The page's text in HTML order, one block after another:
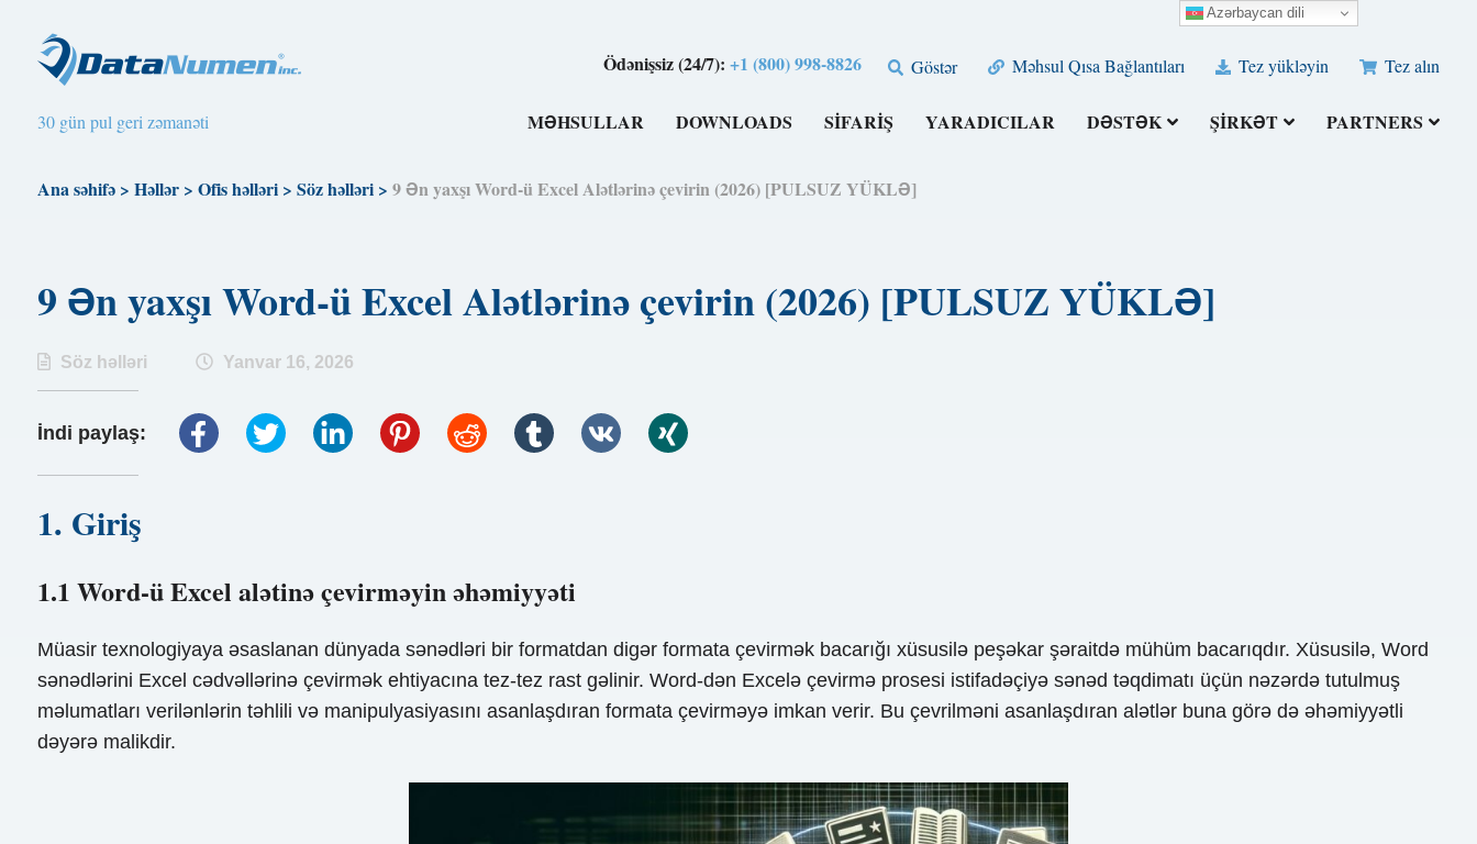
Ödənişsiz (24/7):+1 (800) 998-8826 Göstər Məhsul Qısa Bağlantıları Tez yükləyin Tez alın
30 gün pul geri zəmanəti MƏHSULLAR DOWNLOADS SIFARIŞ YARADICILAR DƏSTƏK ŞIRKƏT PARTNERS
Ana səhifə> Həllər> Ofis həlləri> Söz həlləri> 9 Ən yaxşı Word-ü Excel Alətlərinə çevirin (2026) [PULSUZ YÜKLƏ]
9 Ən yaxşı Word-ü Excel Alətlərinə çevirin (2026) [PULSUZ YÜKLƏ]
Söz həlləri Yanvar 16, 2026
İndi paylaş:
1. Giriş
1.1 Word-ü Excel alətinə çevirməyin əhəmiyyəti
Müasir texnologiyaya əsaslanan dünyada sənədləri bir formatdan digər formata çevirmək bacarığı xüsusilə peşəkar şəraitdə mühüm bacarıqdır. Xüsusilə, Word
sənədlərini Excel cədvəllərinə çevirmək ehtiyacına tez-tez rast gəlinir. Word-dən Excelə çevirmə prosesi istifadəçiyə sənəd təqdimatı üçün nəzərdə tutulmuş
məlumatları verilənlərin təhlili və manipulyasiyasını asanlaşdıran formata çevirməyə imkan verir. Bu çevrilməni asanlaşdıran alətlər buna görə də əhəmiyyətli
dəyərə malikdir.
Azərbaycan dili